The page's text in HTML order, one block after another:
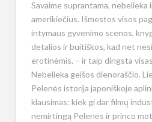
Savaime suprantama, nebelieka
amerikiečius. Išmestos visos
intymaus gyvenimo scenos,
detalios ir buitiškos, kad net
erotinėmis, – ir taip dingsta
Nebelieka geišos dienoraščio.
Pelenės istorija japoniškoje
klausimas: kiek gi dar filmų
nemirtingą Pelenės ir princo